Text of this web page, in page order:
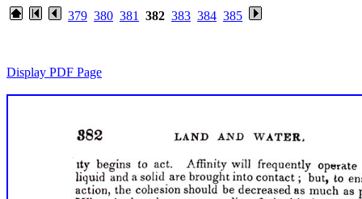
379 380 381 382 383 384 385
Display PDF Page